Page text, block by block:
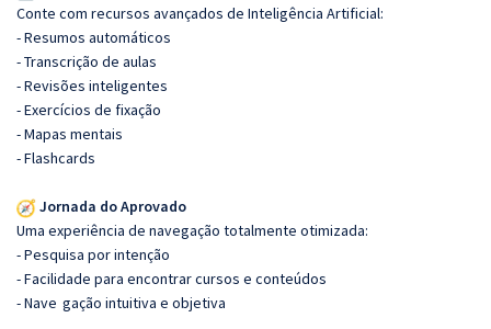
Conte com recursos avançados de Inteligência Artificial:
- Resumos automáticos
- Transcrição de aulas
- Revisões inteligentes
- Exercícios de fixação
- Mapas mentais
- Flashcards
Jornada do Aprovado
Uma experiência de navegação totalmente otimizada:
- Pesquisa por intenção
- Facilidade para encontrar cursos e conteúdos
- Nave gação intuitiva e objetiva